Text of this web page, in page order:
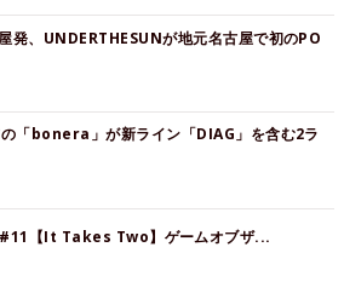
発、UNDERTHESUNが地元名古屋で初のPO
「bonera」が新ライン「DIAG」を含む2ラ
【It Takes Two】ゲームオブザ...